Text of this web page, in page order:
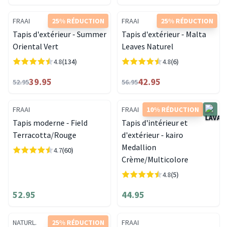
25% RÉDUCTION
FRAAI
Tapis d'extérieur - Summer
Oriental Vert
4.8(134)
52.9539.95
25% RÉDUCTION
FRAAI
Tapis d'extérieur - Malta
Leaves Naturel
4.8(6)
56.9542.95
FRAAI
Tapis moderne - Field
Terracotta/Rouge
4.7(60)
52.95
10% RÉDUCTION
FRAAI
Tapis d'intérieur et
d'extérieur - kairo
Medallion
Crème/Multicolore
4.8(5)
44.95
25% RÉDUCTION
NATURL. FRAAI